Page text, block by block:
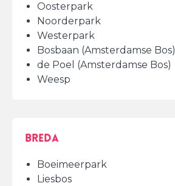
Oosterpark
Noorderpark
Westerpark
Bosbaan (Amsterdamse Bos)
de Poel (Amsterdamse Bos)
Weesp
Breda
Boeimeerpark
Liesbos